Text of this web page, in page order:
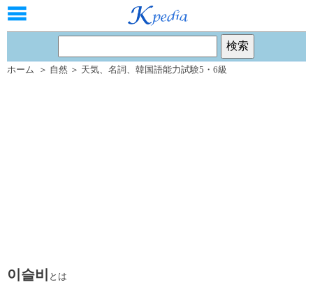
ホーム ＞ 自然 ＞ 天気、 名詞 、 韓国語能力試験5・6級
이슬비 とは